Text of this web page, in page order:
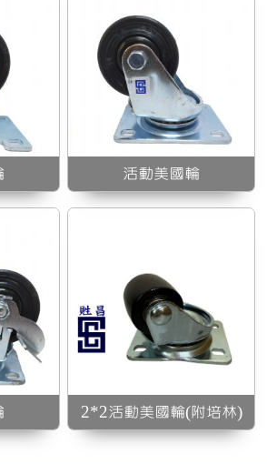
活動美國輪
培林)
2*2活動美國輪(附培林)